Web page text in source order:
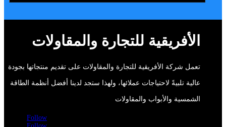
الأفريقية للتجارة والمقاولات
تعمل شركة الأفريقية للتجارة والمقاولات على تقديم منتجاتها بجودة
عالية تلبيةً لاحتياجات عملائها، ولهذا ستجد لدينا أفضل أنظمة الطاقة
الشمسية والأبواب والمقاولات
Follow